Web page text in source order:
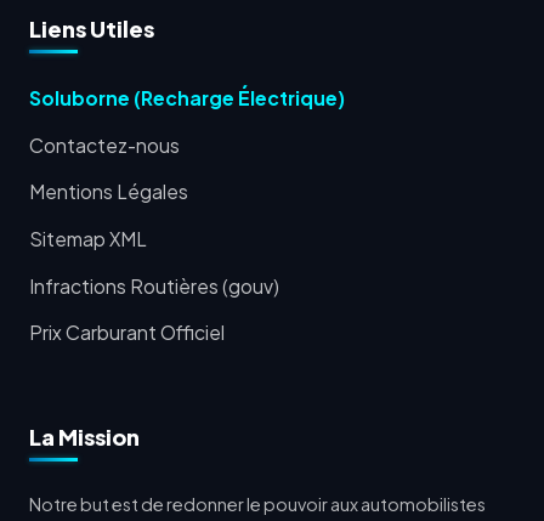
Liens Utiles
Soluborne (Recharge Électrique)
Contactez-nous
Mentions Légales
Sitemap XML
Infractions Routières (gouv)
Prix Carburant Officiel
La Mission
Notre but est de redonner le pouvoir aux automobilistes